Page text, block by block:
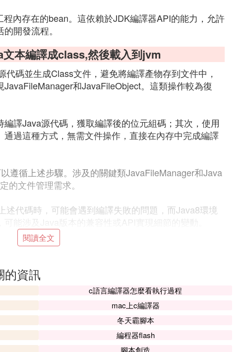
內存在的bean。這依賴於JDK編譯器API的能力，允許
開發流程。
本編譯成class,然後載入到jvm
碼並生成Class文件，避免將編譯產物存到文件中，
和JavaFileObject。這類操作較為復
譯Java源代碼，獲取編譯後的位元組碼；其次，使用
過這種方式，無需文件操作，直接在內存中完成編譯
遵循上述步驟。涉及的關鍵類JavaFileManager和Java
的文件管理需求。
述代碼時，可能會遇到編譯失敗的問題，而Java8環境
能涉及Java版本的兼容性或API實現細節的變動。
譯中的問題是什麼
，程序需要運行於JDK（而不是JRE）之上。
ASM）創建類。
也帶來了代碼復雜度，線上不易維護。
閱讀全文
的資訊
c語言編譯器怎麼看執行過程
mac上c編譯器
冬天霸腳本
編程器flash
腳本創造